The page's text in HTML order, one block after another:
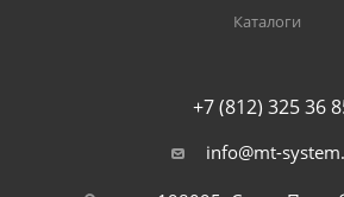
Каталоги
+7 (812) 325 36
info@mt-